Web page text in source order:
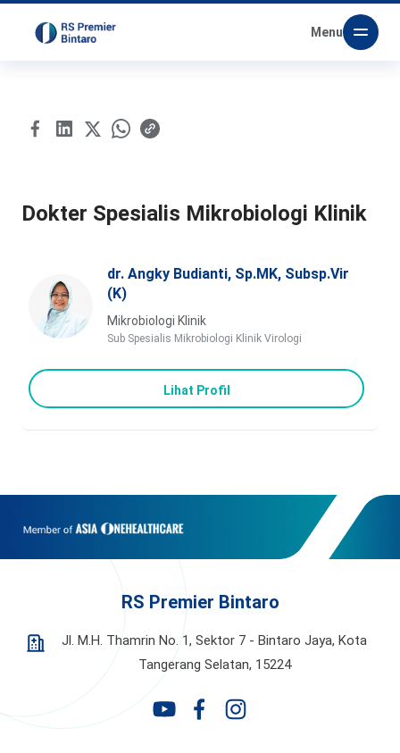
Menu
Dokter Spesialis Mikrobiologi Klinik
dr. Angky Budianti, Sp.MK, Subsp.Vir
(K)
Mikrobiologi Klinik
Sub Spesialis Mikrobiologi Klinik Virologi
Lihat Profil
RS Premier Bintaro
Jl. M.H. Thamrin No. 1, Sektor 7 - Bintaro Jaya, Kota
Tangerang Selatan, 15224